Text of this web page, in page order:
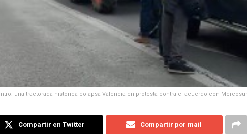
una tractorada histórica colapsa Valencia en protesta contra el acuerdo con Mercosur
Compartir en Twitter Compartir por mail